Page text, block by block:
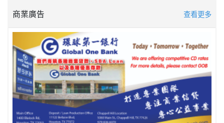
商業廣告 查看更多